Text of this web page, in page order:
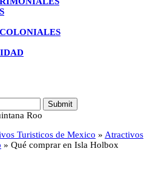
Submit
Roo
Turisticos de Mexico » Atractivos
» Qué comprar en Isla Holbox